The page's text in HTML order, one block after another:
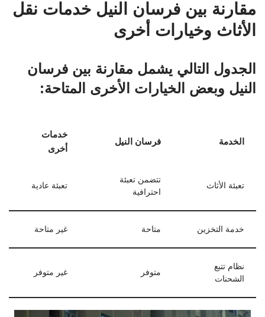
مقارنة بين فرسان النيل خدمات نقل
الأثاث وخيارات أخرى
الجدول التالي يشمل مقارنة بين فرسان
النيل وبعض الخيارات الأخرى المتاحة:
الخدمة فرسان النيل
خدمات
أخرى
تعبئة الأثاث
تتضمن تعبئة
احترافية
تعبئة عادية
خدمة التخزين متاحة غير متاحة
نظام تتبع
الشحنات
متوفر غير متوفر